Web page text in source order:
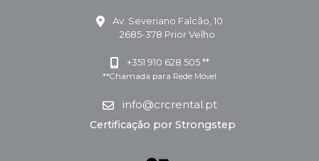
Av. Severiano Falcão, 10
2685-378 Prior Velho
+351 910 628 505 **
**Chamada para Rede Móvel
info@crcrental.pt
Certificação por Strongstep